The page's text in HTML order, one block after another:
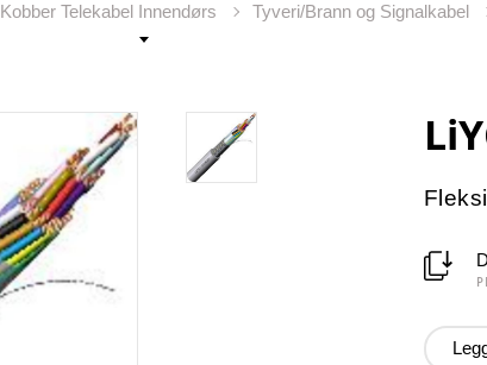
Kobber Telekabel Innendørs Tyveri/Brann og Signalkabel